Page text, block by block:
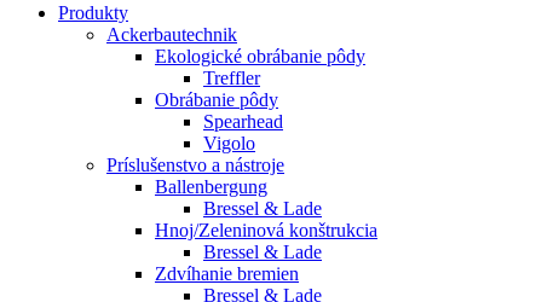
Produkty
Ackerbautechnik
Ekologické obrábanie pôdy
Treffler
Obrábanie pôdy
Spearhead
Vigolo
Príslušenstvo a nástroje
Ballenbergung
Bressel & Lade
Hnoj/Zeleninová konštrukcia
Bressel & Lade
Zdvíhanie bremien
Bressel & Lade